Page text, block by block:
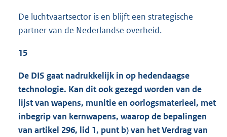
De luchtvaartsector is en blijft een strategische
partner van de Nederlandse overheid.
15
De DIS gaat nadrukkelijk in op hedendaagse
technologie. Kan dit ook gezegd worden van de
lijst van wapens, munitie en oorlogsmaterieel, met
inbegrip van kernwapens, waarop de bepalingen
van artikel 296, lid 1, punt b) van het Verdrag van